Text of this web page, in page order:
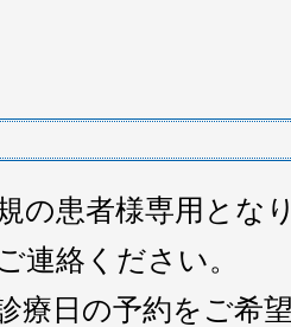
の患者様専用とな
連絡ください。
療日の予約をご希